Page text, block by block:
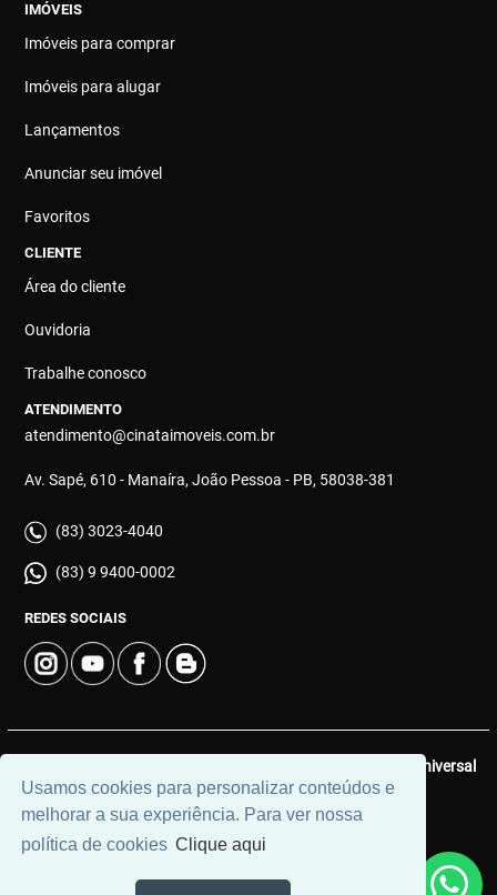
Usamos cookies para personalizar conteúdos e
melhorar a sua experiência. Para ver nossa
política de cookies Clique aqui
IMÓVEIS
Imóveis para comprar
Imóveis para alugar
Lançamentos
Anunciar seu imóvel
Favoritos
CLIENTE
Área do cliente
Ouvidoria
Trabalhe conosco
ATENDIMENTO
atendimento@cinataimoveis.com.br
Av. Sapé, 610 - Manaíra, João Pessoa - PB, 58038-381
(83) 3023-4040
(83) 9 9400-0002
REDES SOCIAIS
Universal
Software.